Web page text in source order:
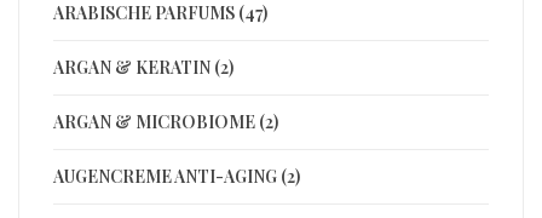
ARABISCHE PARFUMS (47)
ARGAN & KERATIN (2)
ARGAN & MICROBIOME (2)
AUGENCREME ANTI-AGING (2)